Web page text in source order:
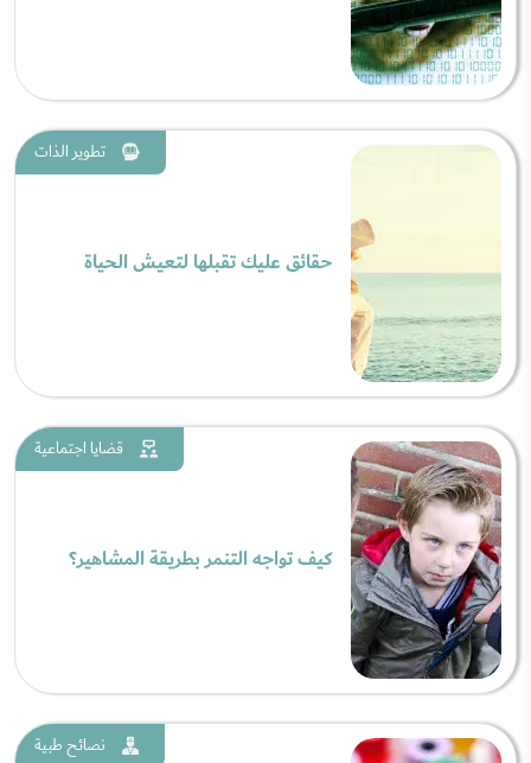
تطوير الذات
حقائق عليك تقبلها لتعيش الحياة
قضايا اجتماعية
كيف تواجه التنمر بطريقة المشاهير؟
نصائح طبية